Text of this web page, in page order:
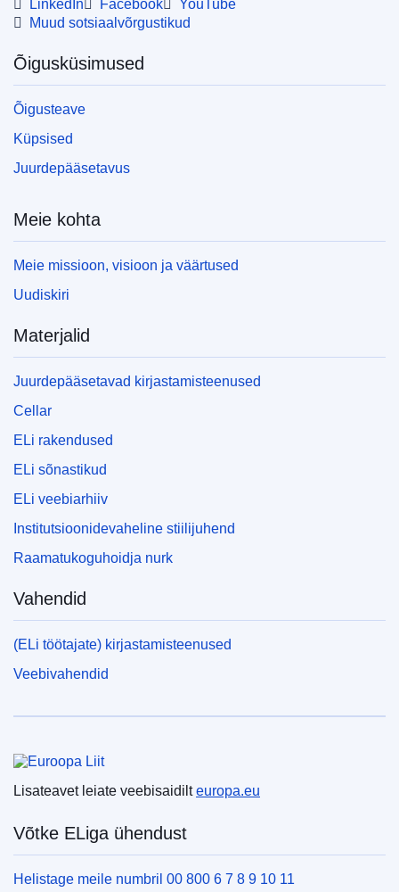
LinkedIn Facebook
YouTube
Muud sotsiaalvõrgustikud
Õigusküsimused
Õigusteave
Küpsised
Juurdepääsetavus
Meie kohta
Meie missioon, visioon ja väärtused
Uudiskiri
Materjalid
Juurdepääsetavad kirjastamisteenused
Cellar
ELi rakendused
ELi sõnastikud
ELi veebiarhiiv
Institutsioonidevaheline stiilijuhend
Raamatukoguhoidja nurk
Vahendid
(ELi töötajate) kirjastamisteenused
Veebivahendid
Lisateavet leiate veebisaidilteuropa.eu
Võtke ELiga ühendust
Helistage meile numbril 00 800 6 7 8 9 10 11